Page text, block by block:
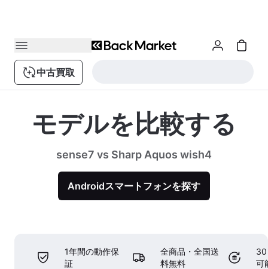
中古買取
モデルを比較する
sense7 vs Sharp Aquos wish4
Androidスマートフォンを探す
1年間の動作保
証
全商品・全国送
料無料
30
可